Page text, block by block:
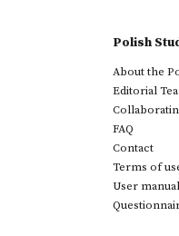
Polish
About the
Editorial
FAQ
Contact
Terms of
User manual